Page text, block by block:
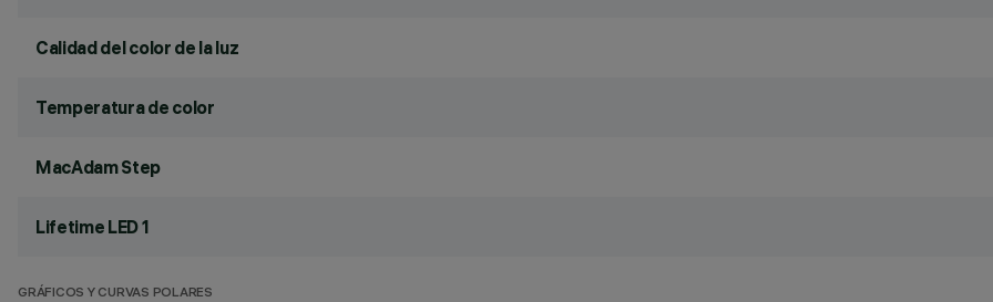
Calidad del color de la luz
Temperatura de color
MacAdam Step
Lifetime LED 1
GRÁFICOS Y CURVAS POLARES